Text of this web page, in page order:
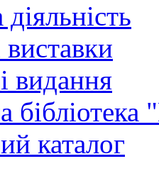
виставки
видання
каталог